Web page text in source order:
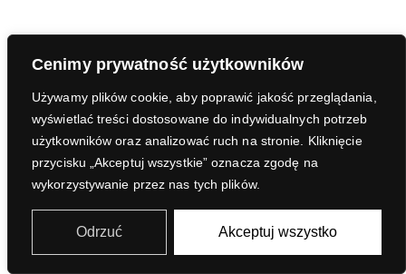
Cenimy prywatność użytkowników
Używamy plików cookie, aby poprawić jakość przeglądania,
wyświetlać treści dostosowane do indywidualnych potrzeb
użytkowników oraz analizować ruch na stronie. Kliknięcie
przycisku „Akceptuj wszystkie” oznacza zgodę na
wykorzystywanie przez nas tych plików.
Odrzuć Akceptuj wszystko